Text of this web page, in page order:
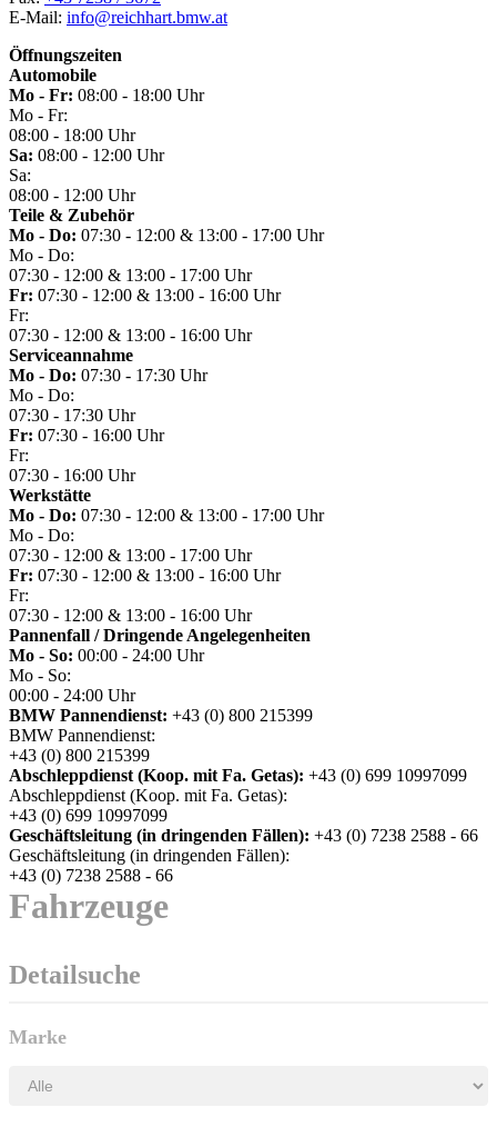
E-Mail: info@reichhart.bmw.at
Öffnungszeiten
Automobile
Mo - Fr: 08:00 - 18:00 Uhr
Mo - Fr:
08:00 - 18:00 Uhr
Sa: 08:00 - 12:00 Uhr
Sa:
08:00 - 12:00 Uhr
Teile & Zubehör
Mo - Do: 07:30 - 12:00 & 13:00 - 17:00 Uhr
Mo - Do:
07:30 - 12:00 & 13:00 - 17:00 Uhr
Fr: 07:30 - 12:00 & 13:00 - 16:00 Uhr
Fr:
07:30 - 12:00 & 13:00 - 16:00 Uhr
Serviceannahme
Mo - Do: 07:30 - 17:30 Uhr
Mo - Do:
07:30 - 17:30 Uhr
Fr: 07:30 - 16:00 Uhr
Fr:
07:30 - 16:00 Uhr
Werkstätte
Mo - Do: 07:30 - 12:00 & 13:00 - 17:00 Uhr
Mo - Do:
07:30 - 12:00 & 13:00 - 17:00 Uhr
Fr: 07:30 - 12:00 & 13:00 - 16:00 Uhr
Fr:
07:30 - 12:00 & 13:00 - 16:00 Uhr
Pannenfall / Dringende Angelegenheiten
Mo - So: 00:00 - 24:00 Uhr
Mo - So:
00:00 - 24:00 Uhr
BMW Pannendienst: +43 (0) 800 215399
BMW Pannendienst:
+43 (0) 800 215399
Abschleppdienst (Koop. mit Fa. Getas): +43 (0) 699 10997099
Abschleppdienst (Koop. mit Fa. Getas):
+43 (0) 699 10997099
Geschäftsleitung (in dringenden Fällen): +43 (0) 7238 2588 - 66
Geschäftsleitung (in dringenden Fällen):
+43 (0) 7238 2588 - 66
Fahrzeuge
Detailsuche
Marke